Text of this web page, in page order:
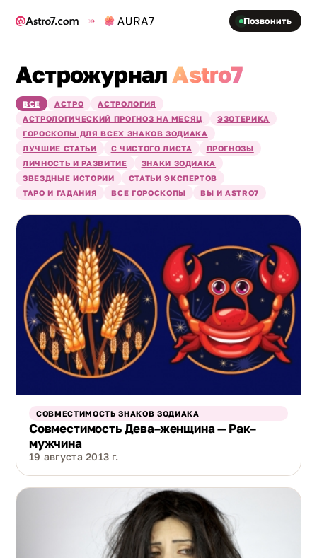
Позвонить
АстрожурналAstro7
ВСЕ АСТРО
АСТРОЛОГИЯ
АСТРОЛОГИЧЕСКИЙ ПРОГНОЗ НА МЕСЯЦ
ЭЗОТЕРИКА
ГОРОСКОПЫ ДЛЯ ВСЕХ ЗНАКОВ ЗОДИАКА
ЛУЧШИЕ СТАТЬИ
С ЧИСТОГО ЛИСТА
ПРОГНОЗЫ
ЛИЧНОСТЬ И РАЗВИТИЕ
ЗНАКИ ЗОДИАКА
ЗВЕЗДНЫЕ ИСТОРИИ
СТАТЬИ ЭКСПЕРТОВ
ТАРО И ГАДАНИЯ
ВСЕ ГОРОСКОПЫ ВЫ И ASTRO7
СОВМЕСТИМОСТЬ ЗНАКОВ ЗОДИАКА
Совместимость Дева–женщина — Рак–
мужчина
19 августа 2013 г.